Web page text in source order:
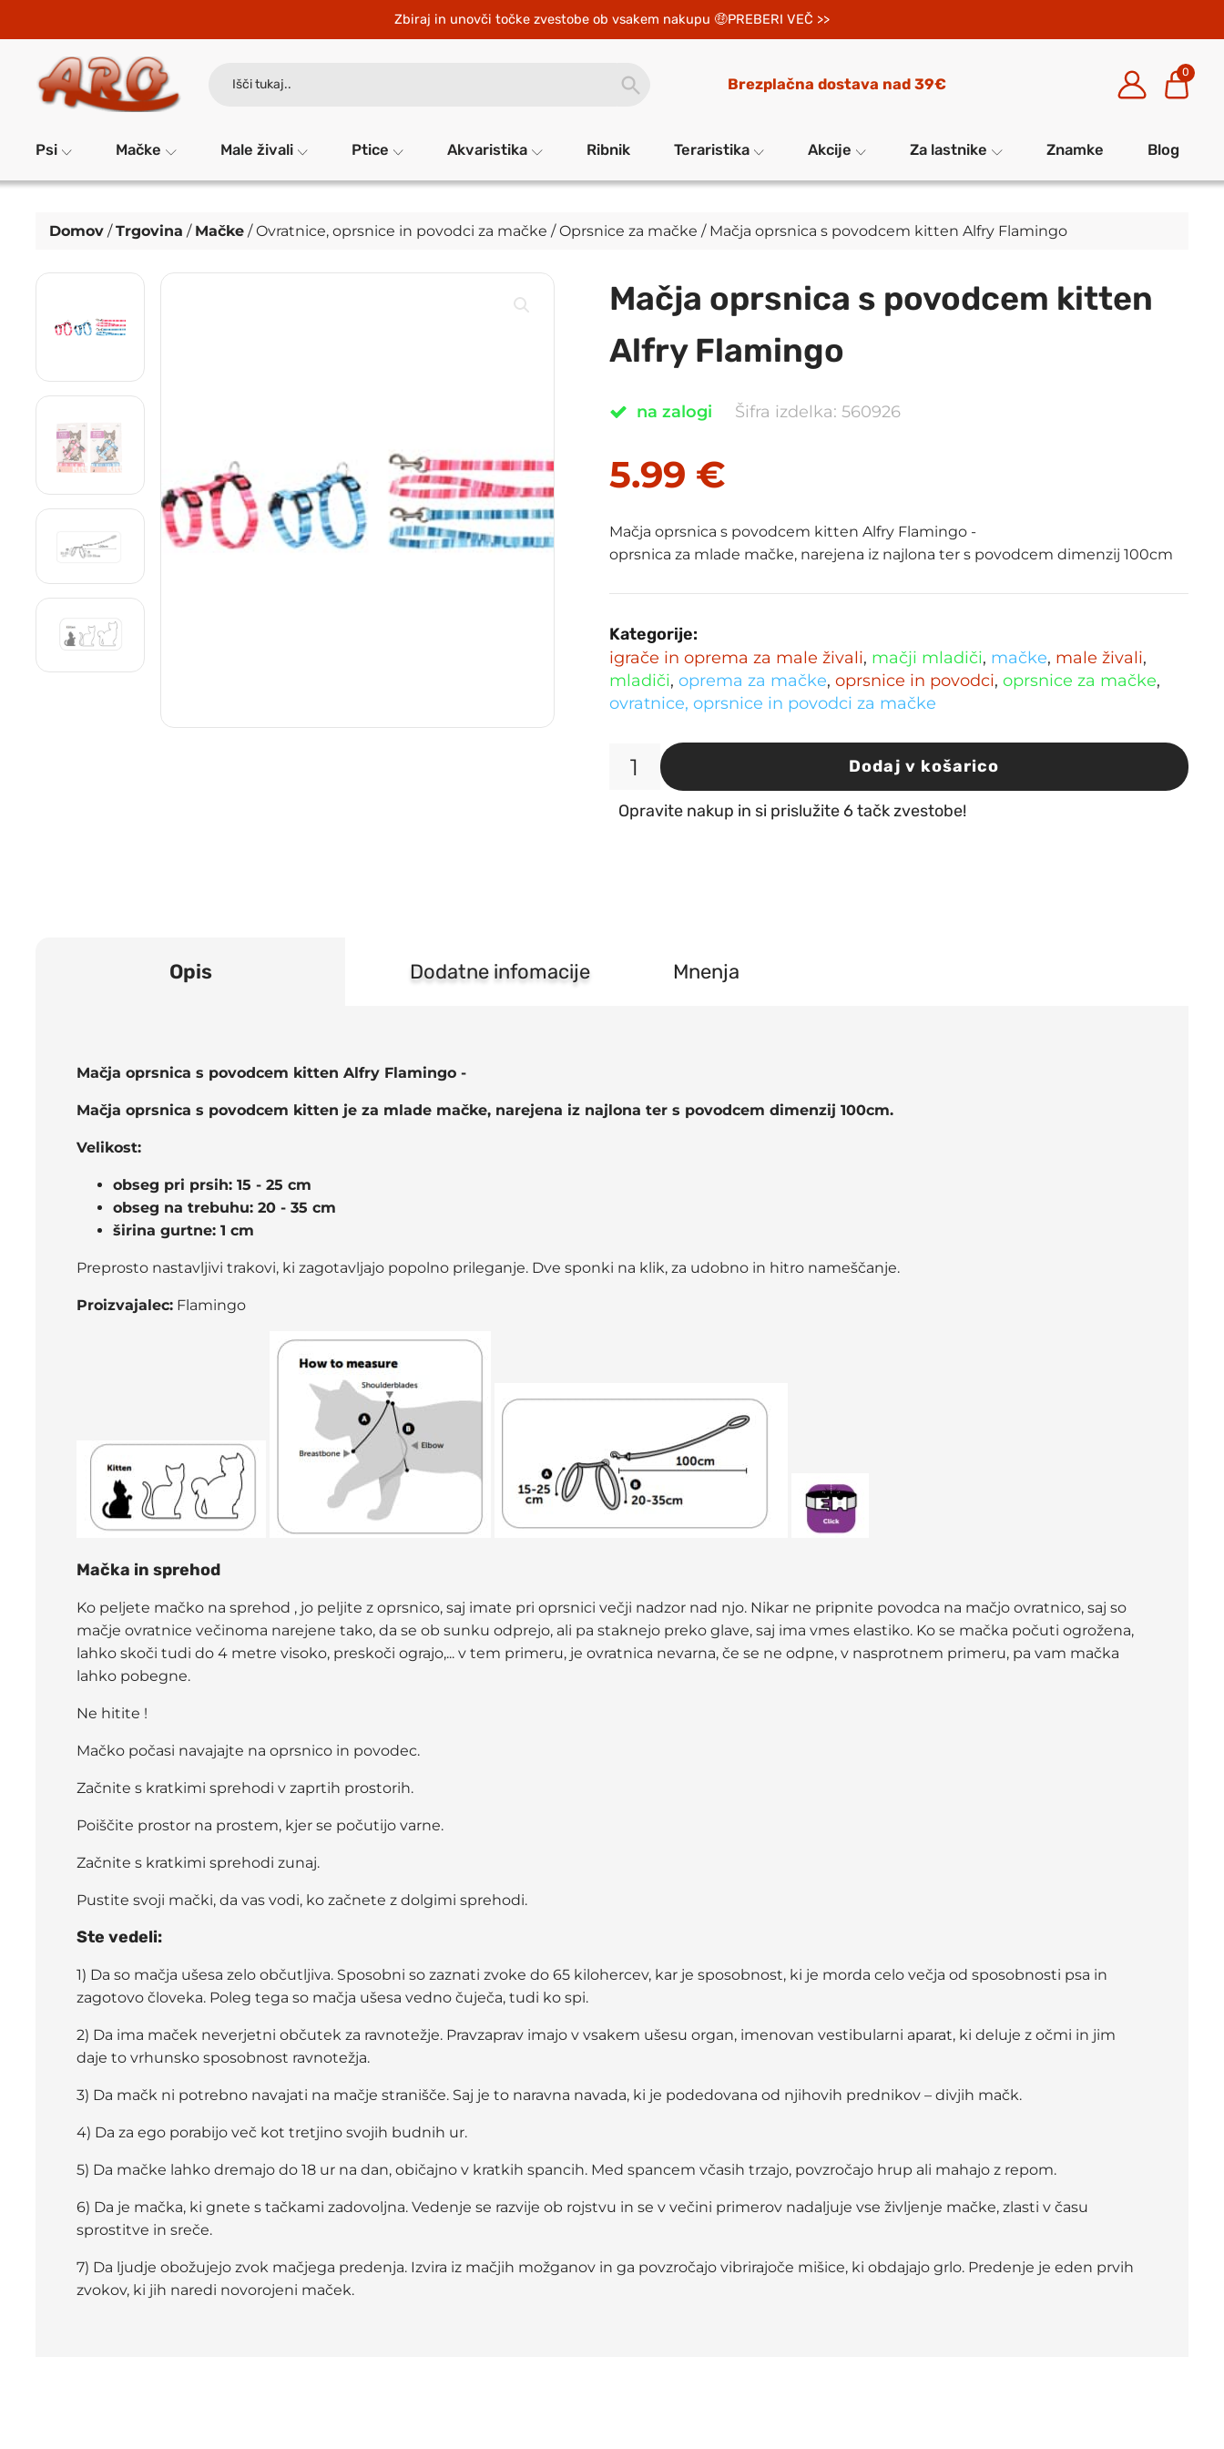
Zbiraj in unovči točke zvestobe ob vsakem nakupu PREBERI VEČ >>
BUTTON
Brezplačna dostava nad 39€
0
Psi Mačke Male živali Ptice Akvaristika Ribnik Teraristika Akcije Za lastnike Znamke Blog
Domov /Trgovina / Mačke /Ovratnice, oprsnice in povodci za mačke /Oprsnice za mačke / Mačja oprsnica s povodcem kitten Alfry Flamingo
Mačja oprsnica s povodcem kitten
Alfry Flamingo
na zalogi Šifra izdelka: 560926
5.99 €
Mačja oprsnica s povodcem kitten Alfry Flamingo -
oprsnica za mlade mačke, narejena iz najlona ter s povodcem dimenzij 100cm
Kategorije:
igrače in oprema za male živali, mačji mladiči, mačke, male živali,
mladiči, oprema za mačke, oprsnice in povodci, oprsnice za mačke,
ovratnice, oprsnice in povodci za mačke
Dodaj v košarico
Opravite nakup in si prislužite 6 tačk zvestobe!
Opis Dodatne infomacije Mnenja
Mačja oprsnica s povodcem kitten Alfry Flamingo -
Mačja oprsnica s povodcem kitten je za mlade mačke, narejena iz najlona ter s povodcem dimenzij 100cm.
Velikost:
obseg pri prsih: 15 - 25 cm
obseg na trebuhu: 20 - 35 cm
širina gurtne: 1 cm
Preprosto nastavljivi trakovi, ki zagotavljajo popolno prileganje. Dve sponki na klik, za udobno in hitro nameščanje.
Proizvajalec: Flamingo
Mačka in sprehod
Ko peljete mačko na sprehod , jo peljite z oprsnico, saj imate pri oprsnici večji nadzor nad njo. Nikar ne pripnite povodca na mačjo ovratnico, saj so
mačje ovratnice večinoma narejene tako, da se ob sunku odprejo, ali pa staknejo preko glave, saj ima vmes elastiko. Ko se mačka počuti ogrožena,
lahko skoči tudi do 4 metre visoko, preskoči ograjo,... v tem primeru, je ovratnica nevarna, če se ne odpne, v nasprotnem primeru, pa vam mačka
lahko pobegne.
Ne hitite !
Mačko počasi navajajte na oprsnico in povodec.
Začnite s kratkimi sprehodi v zaprtih prostorih.
Poiščite prostor na prostem, kjer se počutijo varne.
Začnite s kratkimi sprehodi zunaj.
Pustite svoji mački, da vas vodi, ko začnete z dolgimi sprehodi.
Ste vedeli:
1) Da so mačja ušesa zelo občutljiva. Sposobni so zaznati zvoke do 65 kilohercev, kar je sposobnost, ki je morda celo večja od sposobnosti psa in
zagotovo človeka. Poleg tega so mačja ušesa vedno čuječa, tudi ko spi.
2) Da ima maček neverjetni občutek za ravnotežje. Pravzaprav imajo v vsakem ušesu organ, imenovan vestibularni aparat, ki deluje z očmi in jim
daje to vrhunsko sposobnost ravnotežja.
3) Da mačk ni potrebno navajati na mačje stranišče. Saj je to naravna navada, ki je podedovana od njihovih prednikov – divjih mačk.
4) Da za ego porabijo več kot tretjino svojih budnih ur.
5) Da mačke lahko dremajo do 18 ur na dan, običajno v kratkih spancih. Med spancem včasih trzajo, povzročajo hrup ali mahajo z repom.
6) Da je mačka, ki gnete s tačkami zadovoljna. Vedenje se razvije ob rojstvu in se v večini primerov nadaljuje vse življenje mačke, zlasti v času
sprostitve in sreče.
7) Da ljudje obožujejo zvok mačjega predenja. Izvira iz mačjih možganov in ga povzročajo vibrirajoče mišice, ki obdajajo grlo. Predenje je eden prvih
zvokov, ki jih naredi novorojeni maček.